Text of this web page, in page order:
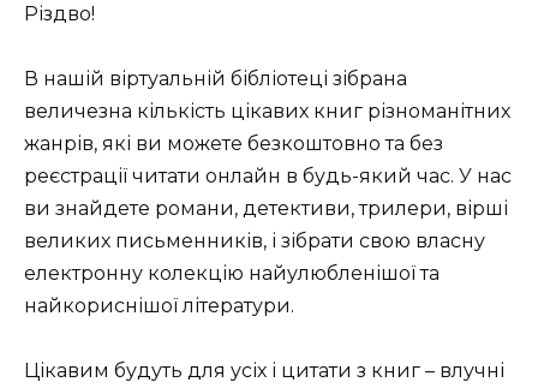
Різдво!
В нашій віртуальній бібліотеці зібрана
величезна кількість цікавих книг різноманітних
жанрів, які ви можете безкоштовно та без
реєстрації читати онлайн в будь-який час. У нас
ви знайдете романи, детективи, трилери, вірші
великих письменників, і зібрати свою власну
електронну колекцію найулюбленішої та
найкориснішої літератури.
Цікавим будуть для усіх і цитати з книг – влучні